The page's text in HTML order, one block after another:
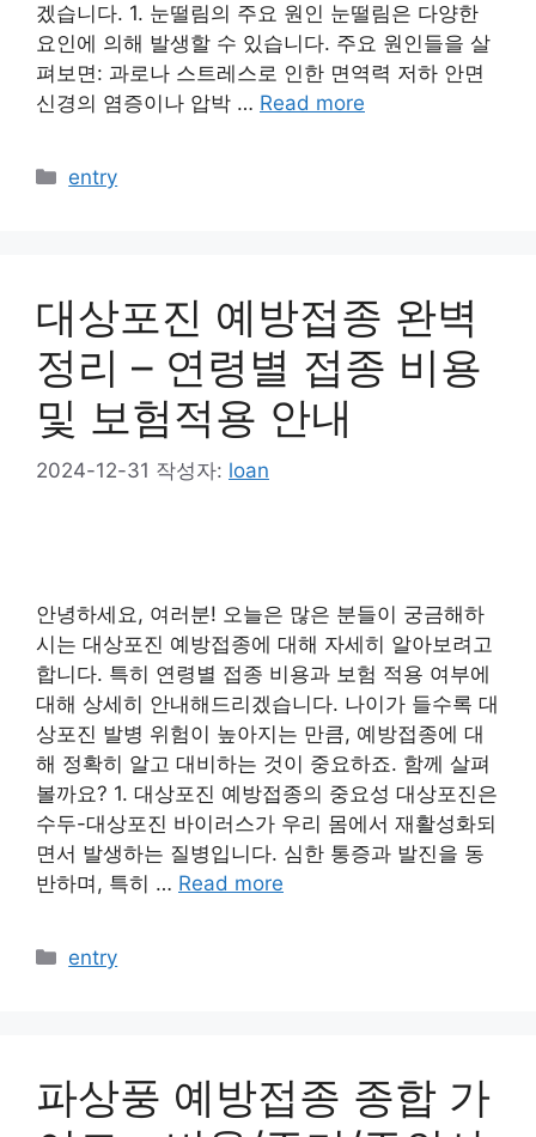
겠습니다. 1. 눈떨림의 주요 원인 눈떨림은 다양한
요인에 의해 발생할 수 있습니다. 주요 원인들을 살
펴보면: 과로나 스트레스로 인한 면역력 저하 안면
신경의 염증이나 압박 … Read more
카
entry
대상포진 예방접종 완벽
정리 – 연령별 접종 비용
및 보험적용 안내
2024-12-31 작성자: loan
안녕하세요, 여러분! 오늘은 많은 분들이 궁금해하
시는 대상포진 예방접종에 대해 자세히 알아보려고
합니다. 특히 연령별 접종 비용과 보험 적용 여부에
대해 상세히 안내해드리겠습니다. 나이가 들수록 대
상포진 발병 위험이 높아지는 만큼, 예방접종에 대
해 정확히 알고 대비하는 것이 중요하죠. 함께 살펴
볼까요? 1. 대상포진 예방접종의 중요성 대상포진은
수두-대상포진 바이러스가 우리 몸에서 재활성화되
면서 발생하는 질병입니다. 심한 통증과 발진을 동
반하며, 특히 … Read more
카
entry
파상풍 예방접종 종합 가